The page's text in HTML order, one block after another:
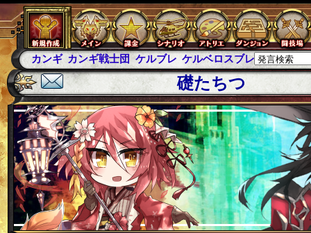
カンギ カンギ戦士団 ケルブレ ケルベロスブレイド スパ
礎たちつ